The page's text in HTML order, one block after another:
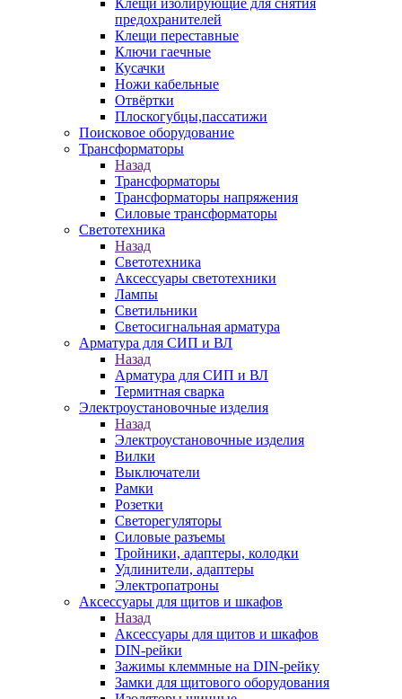
Клещи изолирующие для снятия
предохранителей
Клещи переставные
Ключи гаечные
Кусачки
Ножи кабельные
Отвёртки
Плоскогубцы,пассатижи
Поисковое оборудование
Трансформаторы
Назад
Трансформаторы
Трансформаторы напряжения
Силовые трансформаторы
Светотехника
Назад
Светотехника
Аксессуары светотехники
Лампы
Светильники
Светосигнальная арматура
Арматура для СИП и ВЛ
Назад
Арматура для СИП и ВЛ
Термитная сварка
Электроустановочные изделия
Назад
Электроустановочные изделия
Вилки
Выключатели
Рамки
Розетки
Светорегуляторы
Силовые разъемы
Тройники, адаптеры, колодки
Удлинители, адаптеры
Электропатроны
Аксессуары для щитов и шкафов
Назад
Аксессуары для щитов и шкафов
DIN-рейки
Зажимы клеммные на DIN-рейку
Замки для щитового оборудования